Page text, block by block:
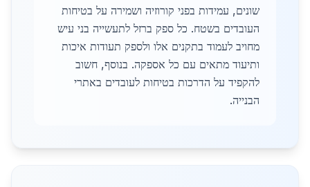
שונים, עמידות בפני קורוזיה ושמירה על בטיחות
העובדים בשטח. כל ספק ברזל לתעשייה בני עיש
מחויב לעמוד בתקנים אלו ולספק תעודות איכות
ותיעוד מתאים עם כל אספקה. בנוסף, חשוב
להקפיד על הדרכות בטיחות לעובדים באתרי
הבנייה.